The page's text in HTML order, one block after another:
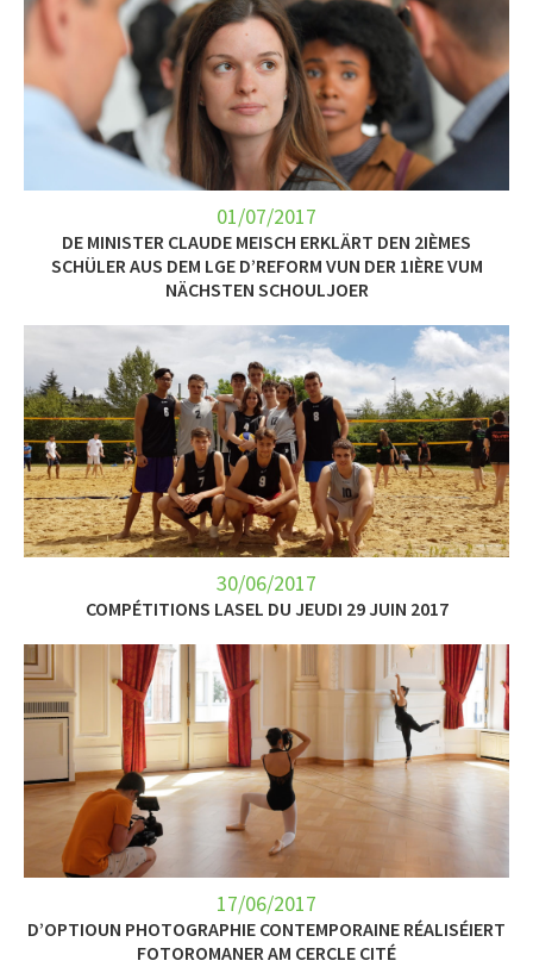
APPRENTISSAGE
APPLIS
01/07/2017
DE MINISTER CLAUDE MEISCH ERKLÄRT DEN 2IÈMES
SCHÜLER AUS DEM LGE D’REFORM VUN DER 1IÈRE VUM
NÄCHSTEN SCHOULJOER
30/06/2017
COMPÉTITIONS LASEL DU JEUDI 29 JUIN 2017
17/06/2017
D’OPTIOUN PHOTOGRAPHIE CONTEMPORAINE RÉALISÉIERT
FOTOROMANER AM CERCLE CITÉ